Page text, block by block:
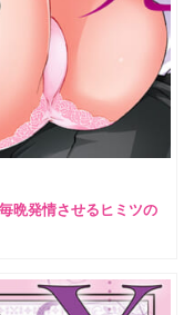
晩発情させるヒミツの